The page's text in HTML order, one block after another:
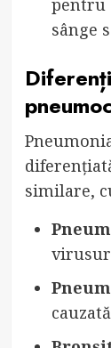
pentru
sânge
similare,